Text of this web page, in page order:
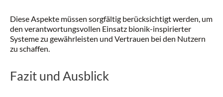
Diese Aspekte müssen sorgfältig berücksichtigt werden, um
den verantwortungsvollen Einsatz bionik-inspirierter
Systeme zu gewährleisten und Vertrauen bei den Nutzern
zu schaffen.
Fazit und Ausblick